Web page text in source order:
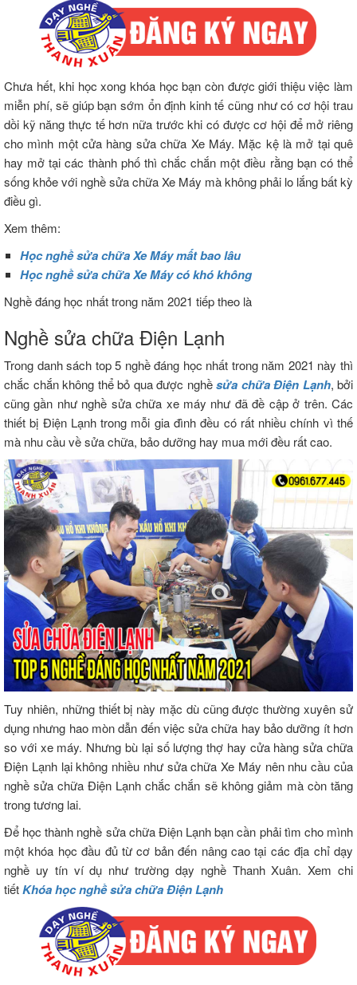
Chưa hết, khi học xong khóa học bạn còn được giới thiệu việc làm
miễn phí, sẽ giúp bạn sớm ổn định kinh tế cũng như có cơ hội trau
dồi kỹ năng thực tế hơn nữa trước khi có được cơ hội để mở riêng
cho mình một cửa hàng sửa chữa Xe Máy. Mặc kệ là mở tại quê
hay mở tại các thành phố thì chắc chắn một điều rằng bạn có thể
sống khỏe với nghề sửa chữa Xe Máy mà không phải lo lắng bất kỳ
điều gì.
Xem thêm:
Học nghề sửa chữa Xe Máy mất bao lâu
Học nghề sửa chữa Xe Máy có khó không
Nghề đáng học nhất trong năm 2021 tiếp theo là
Nghề sửa chữa Điện Lạnh
Trong danh sách top 5 nghề đáng học nhất trong năm 2021 này thì
chắc chắn không thể bỏ qua được nghềsửa chữa Điện Lạnh, bởi
cũng gần như nghề sửa chữa xe máy như đã đề cập ở trên. Các
thiết bị Điện Lạnh trong mỗi gia đình đều có rất nhiều chính vì thế
mà nhu cầu về sửa chữa, bảo dưỡng hay mua mới đều rất cao.
Tuy nhiên, những thiết bị này mặc dù cũng được thường xuyên sử
dụng nhưng hao mòn dẫn đến việc sửa chữa hay bảo dưỡng ít hơn
so với xe máy. Nhưng bù lại số lượng thợ hay cửa hàng sửa chữa
Điện Lạnh lại không nhiều như sửa chữa Xe Máy nên nhu cầu của
nghề sửa chữa Điện Lạnh chắc chắn sẽ không giảm mà còn tăng
trong tương lai.
Để học thành nghề sửa chữa Điện Lạnh bạn cần phải tìm cho mình
một khóa học đầu đủ từ cơ bản đến nâng cao tại các địa chỉ dạy
nghề uy tín ví dụ như trường dạy nghề Thanh Xuân. Xem chi
tiếtKhóa học nghề sửa chữa Điện Lạnh